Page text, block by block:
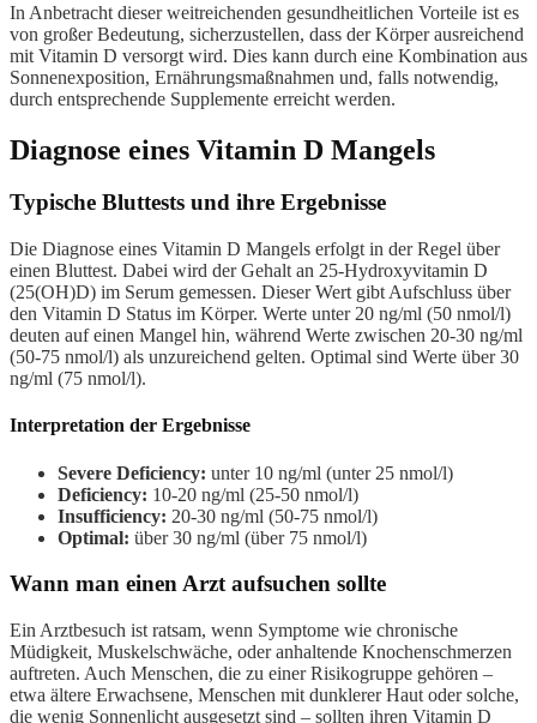
In Anbetracht dieser weitreichenden gesundheitlichen Vorteile ist es
von großer Bedeutung, sicherzustellen, dass der Körper ausreichend
mit Vitamin D versorgt wird. Dies kann durch eine Kombination aus
Sonnenexposition, Ernährungsmaßnahmen und, falls notwendig,
durch entsprechende Supplemente erreicht werden.
Diagnose eines Vitamin D Mangels
Typische Bluttests und ihre Ergebnisse
Die Diagnose eines Vitamin D Mangels erfolgt in der Regel über
einen Bluttest. Dabei wird der Gehalt an 25-Hydroxyvitamin D
(25(OH)D) im Serum gemessen. Dieser Wert gibt Aufschluss über
den Vitamin D Status im Körper. Werte unter 20 ng/ml (50 nmol/l)
deuten auf einen Mangel hin, während Werte zwischen 20-30 ng/ml
(50-75 nmol/l) als unzureichend gelten. Optimal sind Werte über 30
ng/ml (75 nmol/l).
Interpretation der Ergebnisse
Severe Deficiency: unter 10 ng/ml (unter 25 nmol/l)
Deficiency: 10-20 ng/ml (25-50 nmol/l)
Insufficiency: 20-30 ng/ml (50-75 nmol/l)
Optimal: über 30 ng/ml (über 75 nmol/l)
Wann man einen Arzt aufsuchen sollte
Ein Arztbesuch ist ratsam, wenn Symptome wie chronische
Müdigkeit, Muskelschwäche, oder anhaltende Knochenschmerzen
auftreten. Auch Menschen, die zu einer Risikogruppe gehören –
etwa ältere Erwachsene, Menschen mit dunklerer Haut oder solche,
die wenig Sonnenlicht ausgesetzt sind – sollten ihren Vitamin D